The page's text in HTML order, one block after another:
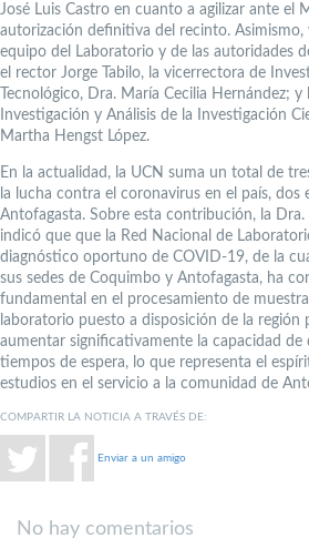
José Luis Castro en cuanto a agilizar ante el
autorización definitiva del recinto. Asimismo,
equipo del Laboratorio y de las autoridades
el rector Jorge Tabilo, la vicerrectora de
Tecnológico, Dra. María Cecilia Hernández;
Investigación y Análisis de la Investigación
Martha Hengst López.
En la actualidad, la UCN suma un total de
la lucha contra el coronavirus en el país, dos
Antofagasta. Sobre esta contribución, la
indicó que que la Red Nacional de
diagnóstico oportuno de COVID-19, de la
sus sedes de Coquimbo y Antofagasta, ha
fundamental en el procesamiento de
laboratorio puesto a disposición de la región
aumentar significativamente la capacidad
tiempos de espera, lo que representa el
estudios en el servicio a la comunidad de
COMPARTIR LA NOTICIA A TRAVÉS DE:
Enviar a un amigo
No hay comentarios